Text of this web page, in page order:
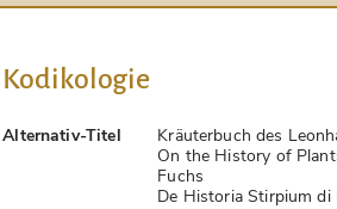
Kodikologie
Alternativ-Titel
Kräuterbuch des
On the History of
Fuchs
De Historia Stirpium di